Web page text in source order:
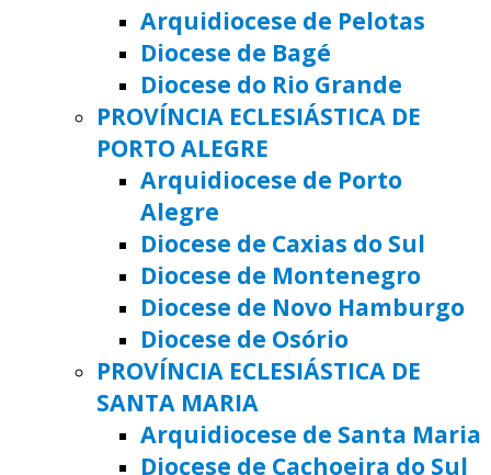
Arquidiocese de Pelotas
Diocese de Bagé
Diocese do Rio Grande
PROVÍNCIA ECLESIÁSTICA DE
PORTO ALEGRE
Arquidiocese de Porto
Alegre
Diocese de Caxias do Sul
Diocese de Montenegro
Diocese de Novo Hamburgo
Diocese de Osório
PROVÍNCIA ECLESIÁSTICA DE
SANTA MARIA
Arquidiocese de Santa Maria
Diocese de Cachoeira do Sul